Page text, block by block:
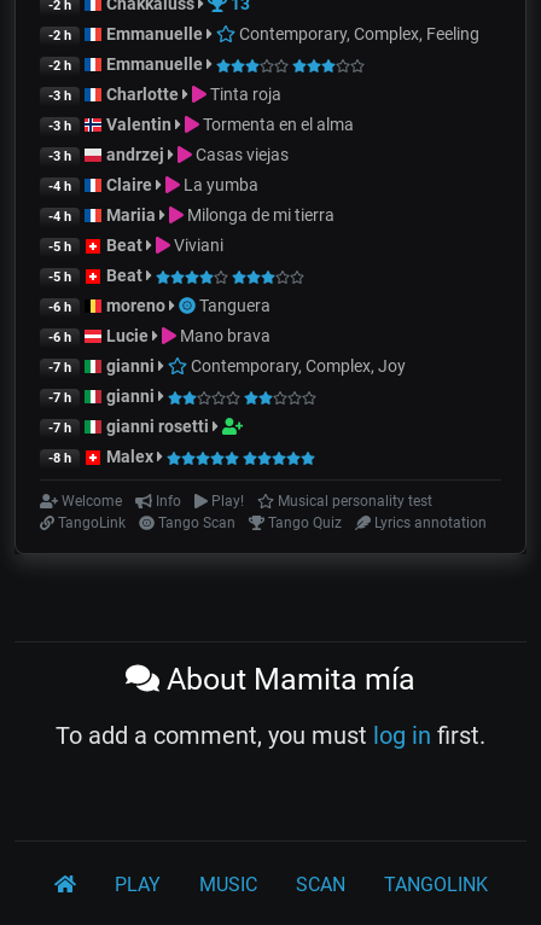
-2 h Chakkaluss 13
-2 h Emmanuelle Contemporary, Complex, Feeling
-2 h Emmanuelle
-3 h Charlotte Tinta roja
-3 h Valentin Tormenta en el alma
-3 h andrzej Casas viejas
-4 h Claire La yumba
-4 h Mariia Milonga de mi tierra
-5 h Beat Viviani
-5 h Beat
-6 h moreno Tanguera
-6 h Lucie Mano brava
-7 h gianni Contemporary, Complex, Joy
-7 h gianni
-7 h gianni rosetti
-8 h Malex
Welcome Info Play!
Musical personality test
TangoLink
Tango Scan Tango Quiz Lyrics annotation
About Mamita mía
To add a comment, you must log in first.
PLAY MUSIC SCAN TANGOLINK